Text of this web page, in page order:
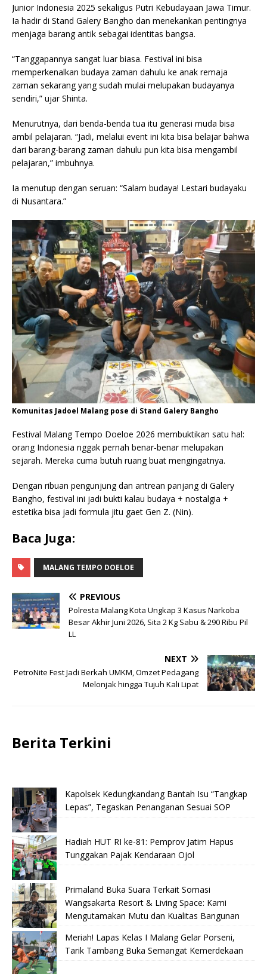
Junior Indonesia 2025 sekaligus Putri Kebudayaan Jawa Timur.
Ia hadir di Stand Galery Bangho dan menekankan pentingnya
menjaga barang antik sebagai identitas bangsa.
“Tanggapannya sangat luar biasa. Festival ini bisa
memperkenalkan budaya zaman dahulu ke anak remaja
zaman sekarang yang sudah mulai melupakan budayanya
sendiri,” ujar Shinta.
Menurutnya, dari benda-benda tua itu generasi muda bisa
ambil pelajaran. “Jadi, melalui event ini kita bisa belajar bahwa
dari barang-barang zaman dahulu pun kita bisa mengambil
pelajaran,” imbuhnya.
Ia menutup dengan seruan: “Salam budaya! Lestari budayaku
di Nusantara.”
Komunitas Jadoel Malang pose di Stand Galery Bangho
Festival Malang Tempo Doeloe 2026 membuktikan satu hal:
orang Indonesia nggak pernah benar-benar melupakan
sejarah. Mereka cuma butuh ruang buat mengingatnya.
Dengan ribuan pengunjung dan antrean panjang di Galery
Bangho, festival ini jadi bukti kalau budaya + nostalgia +
estetika bisa jadi formula jitu gaet Gen Z. (Nin).
Baca Juga:
MALANG TEMPO DOELOE
PREVIOUS
Polresta Malang Kota Ungkap 3 Kasus Narkoba
Besar Akhir Juni 2026, Sita 2 Kg Sabu & 290 Ribu Pil
LL
NEXT
PetroNite Fest Jadi Berkah UMKM, Omzet Pedagang
Melonjak hingga Tujuh Kali Lipat
Berita Terkini
Kapolsek Kedungkandang Bantah Isu “Tangkap
Lepas”, Tegaskan Penanganan Sesuai SOP
Hadiah HUT RI ke-81: Pemprov Jatim Hapus
Tunggakan Pajak Kendaraan Ojol
Primaland Buka Suara Terkait Somasi
Wangsakarta Resort & Living Space: Kami
Mengutamakan Mutu dan Kualitas Bangunan
Meriah! Lapas Kelas I Malang Gelar Porseni,
Tarik Tambang Buka Semangat Kemerdekaan